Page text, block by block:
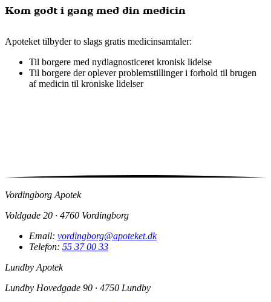
Kom godt i gang med din medicin
Apoteket tilbyder to slags gratis medicinsamtaler:
Til borgere med nydiagnosticeret kronisk lidelse
Til borgere der oplever problemstillinger i forhold til brugen
af medicin til kroniske lidelser
Vordingborg Apotek
Voldgade 20 · 4760 Vordingborg
Email: vordingborg@apoteket.dk
Telefon: 55 37 00 33
Lundby Apotek
Lundby Hovedgade 90 · 4750 Lundby